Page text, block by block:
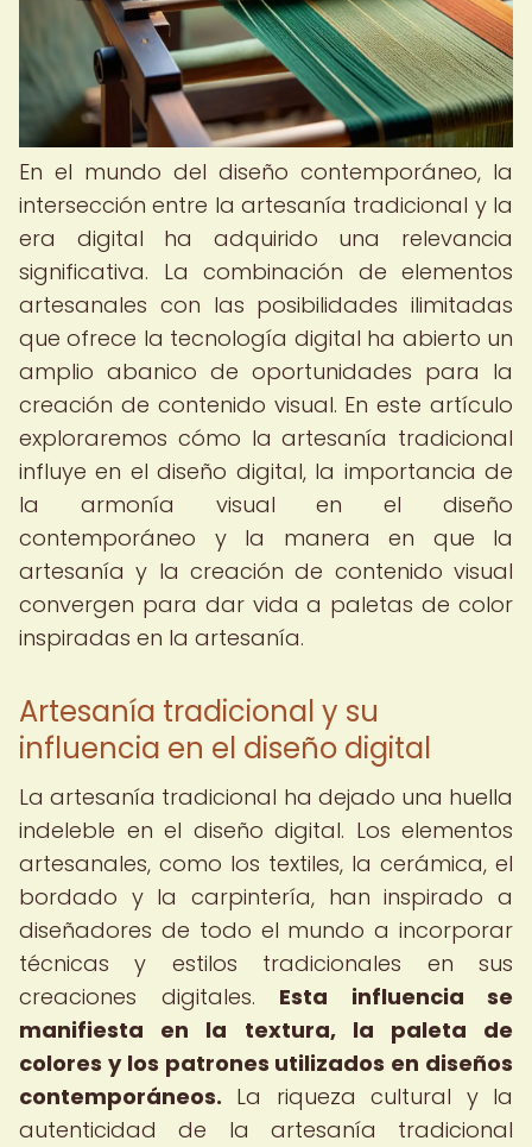
En el mundo del diseño contemporáneo, la
intersección entre la artesanía tradicional y la
era digital ha adquirido una relevancia
significativa. La combinación de elementos
artesanales con las posibilidades ilimitadas
que ofrece la tecnología digital ha abierto un
amplio abanico de oportunidades para la
creación de contenido visual. En este artículo
exploraremos cómo la artesanía tradicional
influye en el diseño digital, la importancia de
la armonía visual en el diseño
contemporáneo y la manera en que la
artesanía y la creación de contenido visual
convergen para dar vida a paletas de color
inspiradas en la artesanía.
Artesanía tradicional y su
influencia en el diseño digital
La artesanía tradicional ha dejado una huella
indeleble en el diseño digital. Los elementos
artesanales, como los textiles, la cerámica, el
bordado y la carpintería, han inspirado a
diseñadores de todo el mundo a incorporar
técnicas y estilos tradicionales en sus
creaciones digitales. Esta influencia se
manifiesta en la textura, la paleta de
colores y los patrones utilizados en diseños
contemporáneos. La riqueza cultural y la
autenticidad de la artesanía tradicional